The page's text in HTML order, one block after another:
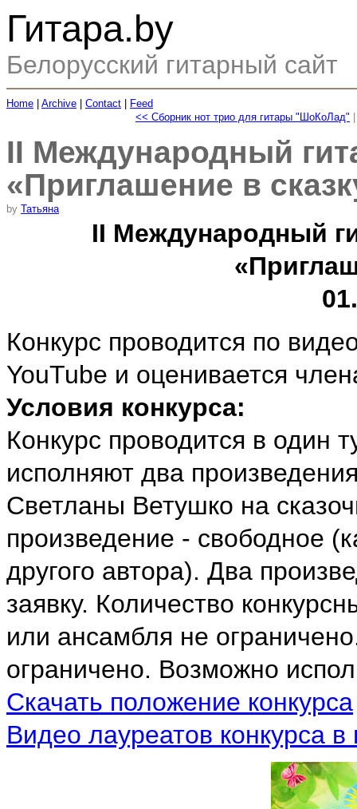
Гитара.by
Белорусский гитарный сайт
Home Archive Contact
Feed
<< Сборник нот трио для гитары "ШоКоЛад"
II Международный
«Приглашение в
by Татьяна
II Международный
Конкурс проводится по
YouTube и оценивается
Условия конкурса:
Конкурс проводится в один
исполняют два
Светланы Ветушко на
произведение - свободное
другого автора). Два
заявку. Количество
или ансамбля не
ограничено. Возможно
Скачать положение конкурса
Видео лауреатов конкурса